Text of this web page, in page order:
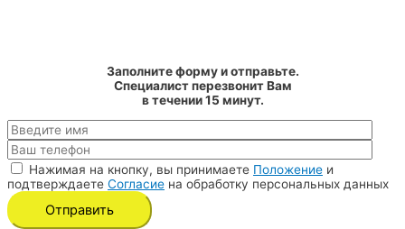
Заполните форму и отправьте.
Специалист перезвонит Вам
в течении 15 минут.
Нажимая на кнопку, вы принимаете Положение и
подтверждаете Согласие на обработку персональных данных